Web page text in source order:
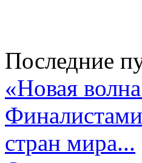
Последние
«Новая
стран мира...